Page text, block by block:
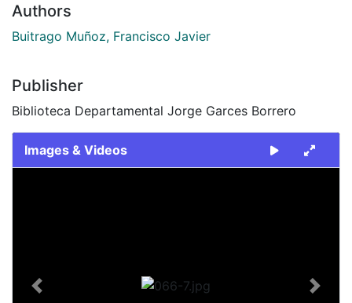
Authors
Buitrago Muñoz, Francisco Javier
Publisher
Biblioteca Departamental Jorge Garces Borrero
Images & Videos
Previous Next